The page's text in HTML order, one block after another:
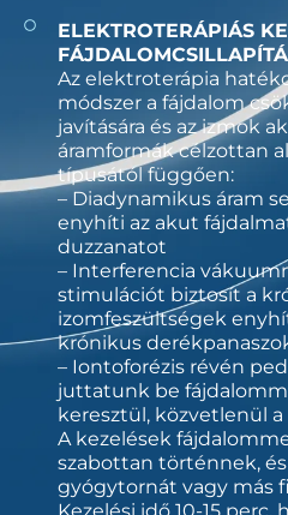
ELEKTROTERÁPIÁS
Az elektroterápia
módszer a fájdalom
javítására és az izmok
áramformák célzottan
típusától függően:
– Diadynamikus áram
enyhíti az akut
duzzanatot
– Interferencia
stimulációt biztosít a
izomfeszültségek
krónikus
– Iontoforézis révén
juttatunk be
keresztül, közvetlenül
A kezelések
szabottan történnek,
gyógytornát vagy más